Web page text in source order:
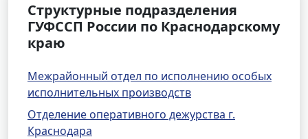
Структурные подразделения
ГУФССП России по Краснодарскому
краю
Межрайонный отдел по исполнению особых
исполнительных производств
Отделение оперативного дежурства г.
Краснодара